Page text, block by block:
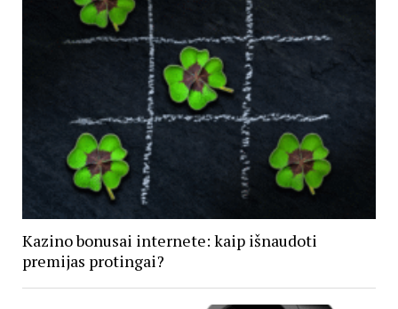
Kazino bonusai internete: kaip išnaudoti
premijas protingai?